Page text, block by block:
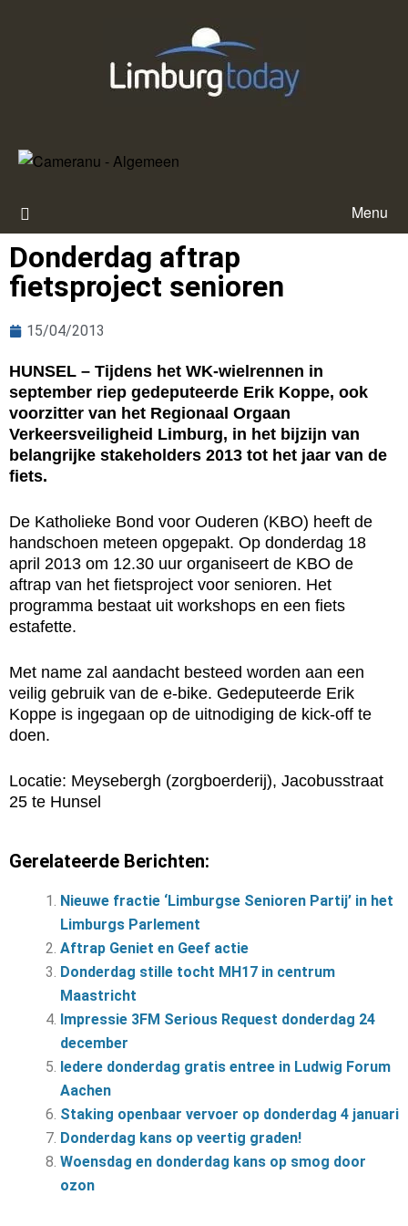
Menu
Donderdag aftrap
fietsproject senioren
15/04/2013
HUNSEL – Tijdens het WK-wielrennen in
september riep gedeputeerde Erik Koppe, ook
voorzitter van het Regionaal Orgaan
Verkeersveiligheid Limburg, in het bijzijn van
belangrijke stakeholders 2013 tot het jaar van de
fiets.
De Katholieke Bond voor Ouderen (KBO) heeft de
handschoen meteen opgepakt. Op donderdag 18
april 2013 om 12.30 uur organiseert de KBO de
aftrap van het fietsproject voor senioren. Het
programma bestaat uit workshops en een fiets
estafette.
Met name zal aandacht besteed worden aan een
veilig gebruik van de e-bike. Gedeputeerde Erik
Koppe is ingegaan op de uitnodiging de kick-off te
doen.
Locatie: Meysebergh (zorgboerderij), Jacobusstraat
25 te Hunsel
Gerelateerde Berichten:
Nieuwe fractie ‘Limburgse Senioren Partij’ in het
Limburgs Parlement
Aftrap Geniet en Geef actie
Donderdag stille tocht MH17 in centrum
Maastricht
Impressie 3FM Serious Request donderdag 24
december
Iedere donderdag gratis entree in Ludwig Forum
Aachen
Staking openbaar vervoer op donderdag 4 januari
Donderdag kans op veertig graden!
Woensdag en donderdag kans op smog door
ozon